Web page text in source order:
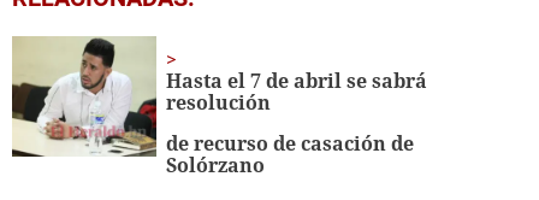
seconds
minute,
6
seconds
Hasta el 7 de abril se sabrá
resolución
de recurso de casación de
Solórzano